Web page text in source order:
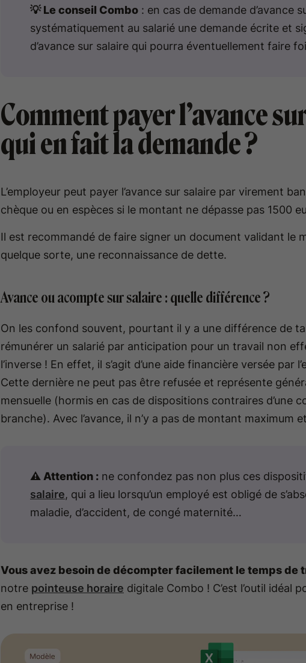
💡 Le conseil Combo : en cas de demande d’avance
systématiquement au salarié une demande écrite et
d’avance sur salaire qui pourra éventuellement faire
Comment payer l’avance
qui en fait la demande ?
L’employeur peut payer l’avance sur salaire par virement
chèque ou en espèces si le montant ne dépasse pas 1500
Il est recommandé de faire signer un document validant le
quelque sorte, une reconnaissance de dette.
Avance ou acompte sur salaire : quelle différence ?
On les confond souvent, pourtant il y a une différence de
rémunérer un salarié par anticipation pour un travail non
l’inverse ! En effet, il s’agit d’une aide financière versée par
Cette dernière ne peut pas être refusée et représente
mensuelle (hormis en cas de dispositions contraires d’une
branche). Avec l’avance, il n’y a pas de montant maximum
⚠️ Attention : ne confondez pas non plus ces
salaire, qui a lieu lorsqu’un employé est obligé de
maladie, d’accident, de congé maternité…
Vous avez besoin de décompter facilement le temps de
notre pointeuse horaire digitale Combo ! C’est l’outil idéal
en entreprise !